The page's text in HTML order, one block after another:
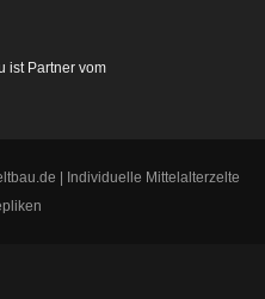
ist Partner vom
| Individuelle Mittelalterzelte